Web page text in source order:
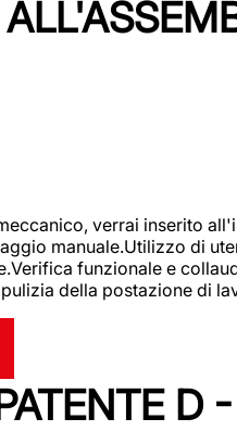
verrai inserito
manuale.Utilizzo di
funzionale e
della postazione di
D